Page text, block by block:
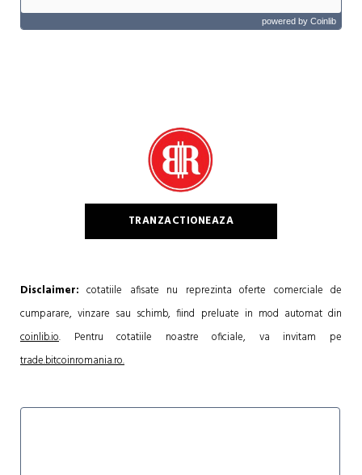
powered by Coinlib
TRANZACTIONEAZA
Disclaimer: cotatiile afisate nu reprezinta oferte comerciale de
cumparare, vinzare sau schimb, fiind preluate in mod automat din
coinlib.io. Pentru cotatiile noastre oficiale, va invitam pe
trade.bitcoinromania.ro.